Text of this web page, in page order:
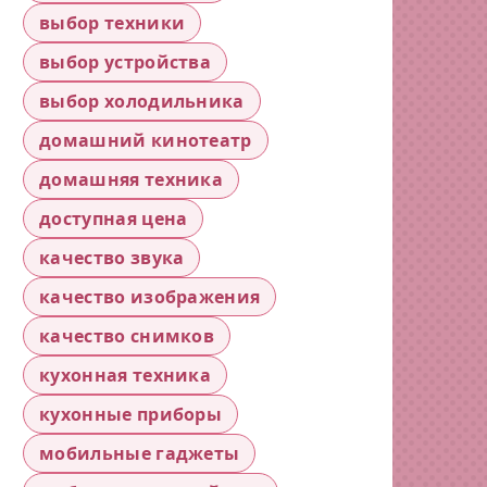
выбор техники
выбор устройства
выбор холодильника
домашний кинотеатр
домашняя техника
доступная цена
качество звука
качество изображения
качество снимков
кухонная техника
кухонные приборы
мобильные гаджеты